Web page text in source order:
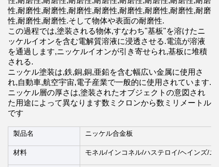
性,耐磨性,耐磨性,耐磨性,耐磨性,耐磨性,耐磨性,耐磨性,耐磨
性,耐磨性,耐磨性.そして物体や表面の耐磨性.
この過程では,塗装される物体,すなわち"基板"を溶けたニ
ッケルイオンを含む電解質溶液に浸透させる.電流が溶液
を通過します,ニッケルイオンが引き寄せられ,基板に堆積
される.
ニッケル塗装は,鉄,銅,銅,亜鉛を含む幅広い金属に使用さ
れ,自動車,航空宇宙,電子産業で一般的に使用されています.
ニッケル層の厚さは,塗装されたオブジェクトの意図され
た用途によって異なります数ミクロンから数ミリメートル
です
製品名 ニッケル合金板
材料 モネル/インコネル/ハステロイ/ヘインズ/